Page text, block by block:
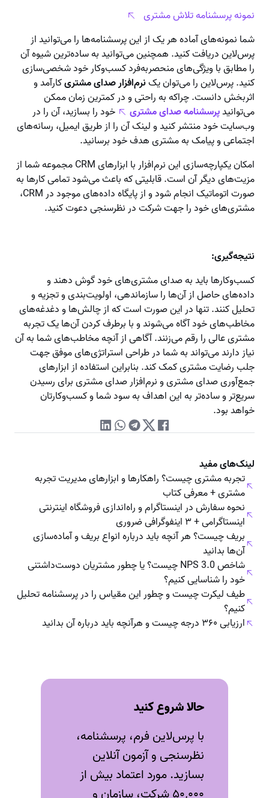
نمونه پرسشنامه تلاش مشتری
شما نمونه‌های آماده هر یک از این پرسشنامه‌ها را می‌توانید از
پرس‌لاین دریافت کنید. همچنین می‌توانید به ساده‌ترین شیوه آن
را مطابق با ویژگی‌های منحصربه‌فرد کسب‌وکار خود شخصی‌سازی
کنید. پرس‌لاین را می‌توان یکنرم‌افزار صدای مشتریکارآمد و
اثربخش دانست. چراکه به راحتی و در کمترین زمان ممکن
می‌توانیدپرسشنامه صدای مشتری
خود را بسازید، آن را در
وب‌سایت خود منتشر کنید و لینک آن را از طریق ایمیل، رسانه‌های
اجتماعی و پیامک به مشتری هدف خود برسانید.
امکان یکپارچه‌سازی این نرم‌افزار با ابزارهای CRM مجموعه شما از
مزیت‌های دیگر آن است. قابلیتی که باعث می‌شود تمامی کارها به
صورت اتوماتیک انجام شود و از پایگاه داده‌های موجود در CRM،
مشتری‌های خود را جهت شرکت در نظرسنجی دعوت کنید.
نتیجه‌گیری:
کسب‌وکارها باید به صدای مشتری‌های خود گوش دهند و
داده‌های حاصل از آن‌ها را سازماندهی، اولویت‌بندی و تجزیه و
تحلیل کنند. تنها در این صورت است که از چالش‌ها و دغدغه‌های
مخاطب‌های خود آگاه می‌شوند و با برطرف کردن آن‌ها یک تجربه
مشتری عالی را رقم می‌زنند. آگاهی از آنچه مخاطب‌های شما به آن
نیاز دارند می‌تواند به شما در طراحی استراتژی‌های موفق جهت
جلب رضایت مشتری کمک کند. بنابراین استفاده از ابزارهای
جمع‌آوری صدای مشتری و نرم‌افزار صدای مشتری برای رسیدن
سریع‌تر و ساده‌تر به این اهداف به سود شما و کسب‌وکارتان
خواهد بود.
لینک‌های مفید
تجربه مشتری چیست؟ راهکارها و ابزارهای مدیریت تجربه
مشتری + معرفی کتاب
نحوه سفارش در اینستاگرام و راه‌اندازی فروشگاه اینترنتی
اینستاگرامی + ۳ اینفوگرافی ضروری
بریف چیست؟ هر آنچه باید درباره انواع بریف و آماده‌سازی
آن‌ها بدانید
شاخص NPS 3.0 چیست؟ یا چطور مشتریان دوست‌داشتنی
خود را شناسایی کنیم؟
طیف لیکرت چیست و چطور این مقیاس را در پرسشنامه تحلیل
کنیم؟
ارزیابی ۳۶۰ درجه چیست و هرآنچه باید درباره‌ آن بدانید
حالا شروع کنید
با پرس‌لاین فرم، پرسشنامه،
نظرسنجی و آزمون‌ آنلاین
بسازید. مورد اعتماد بیش از